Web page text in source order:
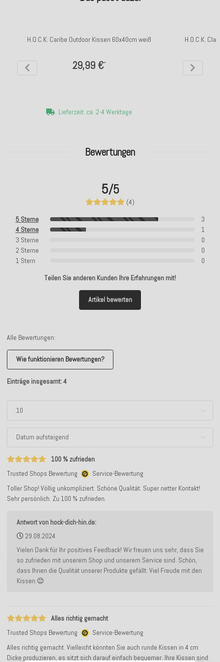
Bewertungen
5/5
(4)
5 Sterne
3
4 Sterne
1
3 Sterne
0
2 Sterne
0
1 Stern
0
Teilen Sie anderen Kunden Ihre Erfahrungen mit!
Artikel bewerten
Alle Bewertungen:
Wie funktionieren Bewertungen?
Einträge insgesamt: 4
100 % zufrieden
Trusted Shops Bewertung
Service-Bewertung
Toller Shop! Völlig unkompliziert. Schöne Qualität. Super netter Kontakt!
Sehr persönlich. Zu 100 % zufrieden.
Antwort von hock-dich-hin.de:
29.08.2024
Vielen Dank für Ihr positives Feedback! Wir freuen uns sehr, dass Sie
so zufrieden mit unserem Shop und unserem Service sind. Schön,
dass Ihnen die Qualität unserer Produkte gefällt. Viel Freude mit den
Kissen.😊
Alles richtig gemacht
Trusted Shops Bewertung
Service-Bewertung
Alles richtig gemacht. Vielleicht könnten Sie auch runde Kissen in 4 cm
Dicke produzieren, es sitzt sich darauf einfach bequemer. Ihre Kissen sind
H.O.C.K. Caribe Outdoor Kissen 60x40cm weiß
29,99 €*
Lieferzeit: ca. 2-4 Werktage
H.O.C.K.